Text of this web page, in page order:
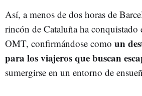
Así, a menos de dos horas de
rincón de Cataluña ha conquistado
OMT, confirmándose como un
para los viajeros que buscan
sumergirse en un entorno de